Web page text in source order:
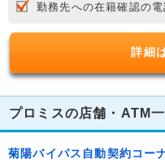
勤務先への在籍確認の電
詳細
プロミスの店舗・ATM
菊陽バイパス自動契約コー